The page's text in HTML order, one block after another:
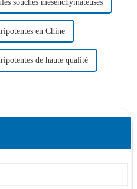
souches mésenchymateuses
en Chine
de haute qualité